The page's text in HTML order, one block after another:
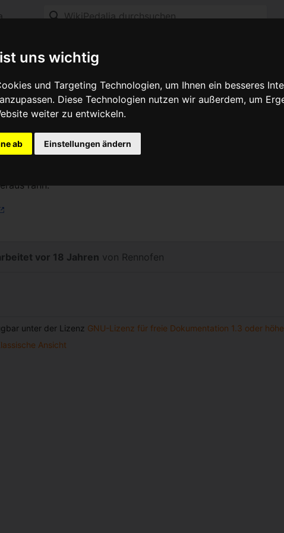
uns wichtig
und Targeting Technologien, um Ihnen ein besseres
Diese Technologien nutzen wir außerdem, um
weiter zu entwickeln.
ab Einstellungen ändern
Versionsgeschichte
rann.
vor 18 Jahren von Rennofen
unter der Lizenz GNU-Lizenz für freie Dokumentation 1.3 oder
Ansicht